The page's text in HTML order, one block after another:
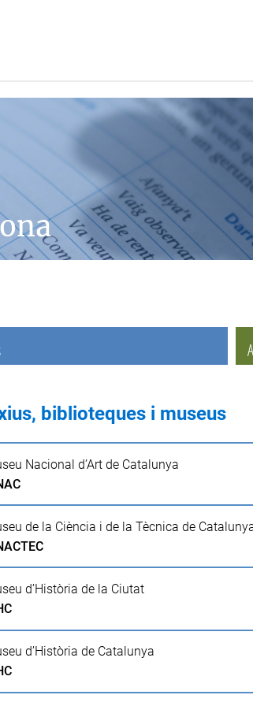
biblioteques i museus
Nacional d’Art de Catalunya
de la Ciència i de la Tècnica de
d’Història de la Ciutat
d’Història de Catalunya